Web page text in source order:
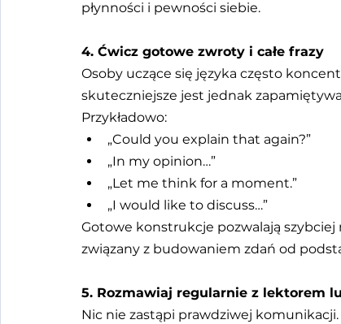
płynności i pewności siebie.
4. Ćwicz gotowe zwroty i całe frazy
Osoby uczące się języka często
skuteczniejsze jest jednak
Przykładowo:
„Could you explain that again?”
„In my opinion…”
„Let me think for a moment.”
„I would like to discuss…”
Gotowe konstrukcje pozwalają
związany z budowaniem zdań od
5. Rozmawiaj regularnie z lektorem
Nic nie zastąpi prawdziwej